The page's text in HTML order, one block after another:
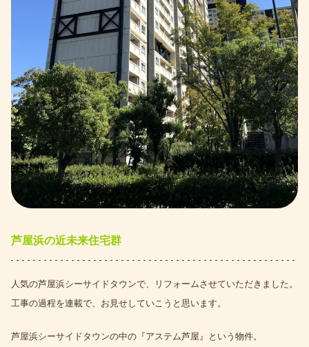
芦屋浜の近未来住宅群
人気の芦屋浜シーサイドタウンで、リフォームさせていただきました。
工事の過程を連載で、お見せしていこうと思います。
芦屋浜シーサイドタウンの中の『アステム芦屋』という物件。